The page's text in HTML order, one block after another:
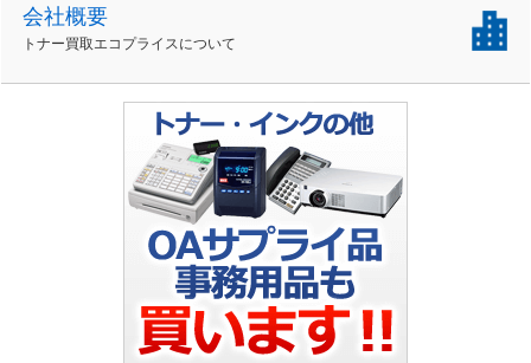
会社概要
トナー買取エコプライスについて